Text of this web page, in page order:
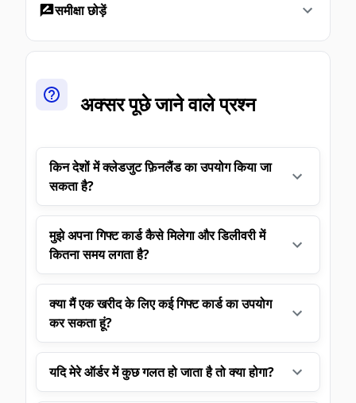
समीक्षा छोड़ें
अक्सर पूछे जाने वाले प्रश्न
किन देशों में क्लेडजुट फ़िनलैंड का उपयोग किया जा
सकता है?
मुझे अपना गिफ्ट कार्ड कैसे मिलेगा और डिलीवरी में
कितना समय लगता है?
क्या मैं एक खरीद के लिए कई गिफ्ट कार्ड का उपयोग
कर सकता हूं?
यदि मेरे ऑर्डर में कुछ गलत हो जाता है तो क्या होगा?